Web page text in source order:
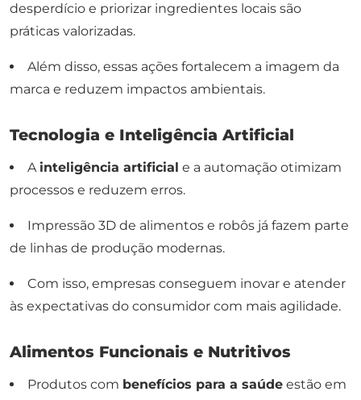
desperdício e priorizar ingredientes locais são
práticas valorizadas.
Além disso, essas ações fortalecem a imagem da
marca e reduzem impactos ambientais.
Tecnologia e Inteligência Artificial
A inteligência artificial e a automação otimizam
processos e reduzem erros.
Impressão 3D de alimentos e robôs já fazem parte
de linhas de produção modernas.
Com isso, empresas conseguem inovar e atender
às expectativas do consumidor com mais agilidade.
Alimentos Funcionais e Nutritivos
Produtos com benefícios para a saúde estão em